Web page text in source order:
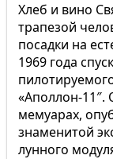
Хлеб и вино
трапезой
посадки на
1969 года
«Аполлон-11″.
мемуарах,
знаменитой
лунного